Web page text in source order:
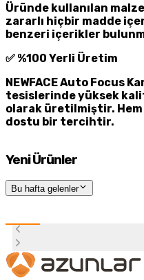
Üründe kullanılan
zararlı hiçbir madde
benzeri içerikler
✅ %100 Yerli Üretim
NEWFACE Auto Focus
tesislerinde yüksek
olarak üretilmiştir. Hem
dostu bir tercihtir.
Yeni Ürünler
Bu hafta gelenler